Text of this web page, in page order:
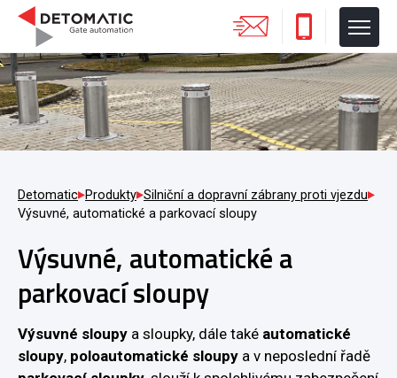
Detomatic Produkty Silniční a dopravní zábrany proti vjezdu
Výsuvné, automatické a parkovací sloupy
Výsuvné, automatické a
parkovací sloupy
Výsuvné sloupy a sloupky, dále také automatické
sloupy, poloautomatické sloupy a v neposlední řadě